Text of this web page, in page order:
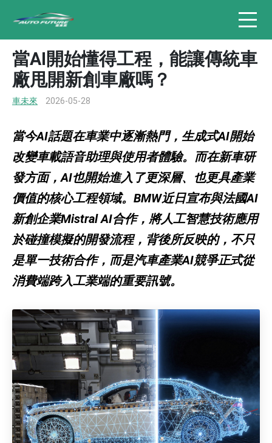
當AI開始懂得工程，能讓傳統車
廠甩開新創車廠嗎？
車未來 2026-05-28
當今AI話題在車業中逐漸熱門，生成式AI開始
改變車載語音助理與使用者體驗。而在新車研
發方面，AI也開始進入了更深層、也更具產業
價值的核心工程領域。BMW近日宣布與法國AI
新創企業Mistral AI合作，將人工智慧技術應用
於碰撞模擬的開發流程，背後所反映的，不只
是單一技術合作，而是汽車產業AI競爭正式從
消費端跨入工業端的重要訊號。